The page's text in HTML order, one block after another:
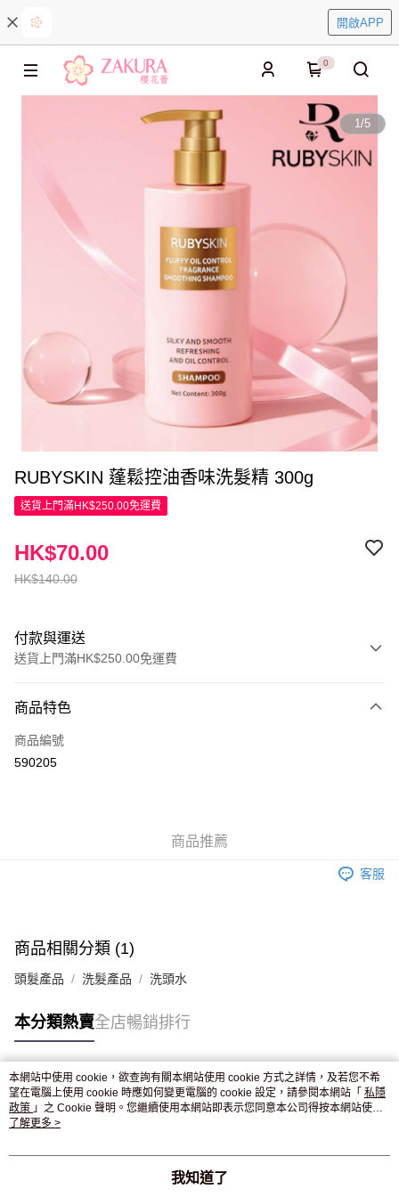
開啟APP
0
1/5
RUBYSKIN 蓬鬆控油香味洗髮精 300g
送貨上門滿HK$250.00免運費
HK$140.00
HK$70.00
付款與運送
送貨上門滿HK$250.00免運費
信用卡
Apple Pay
付款後門市自取，訂單確認後2-4個工作天到店，7天內取。逾期後
商品特色
商品編號
590205
商品推薦
客服
商品相關分類 (1)
頭髮產品 洗髮產品 洗頭水
本分類熱賣全店暢銷排行
熱門標籤
熱銷排行
本網站中使用 cookie，欲查詢有關本網站使用 cookie 方式之詳情，及若您不希
望在電腦上使用 cookie 時應如何變更電腦的 cookie 設定，請參閱本網站「 私隱
政策 」之 Cookie 聲明。您繼續使用本網站即表示您同意本公司得按本網站使用
條款之 Cookie 聲明使用 cookie。
了解更多 >
我知道了